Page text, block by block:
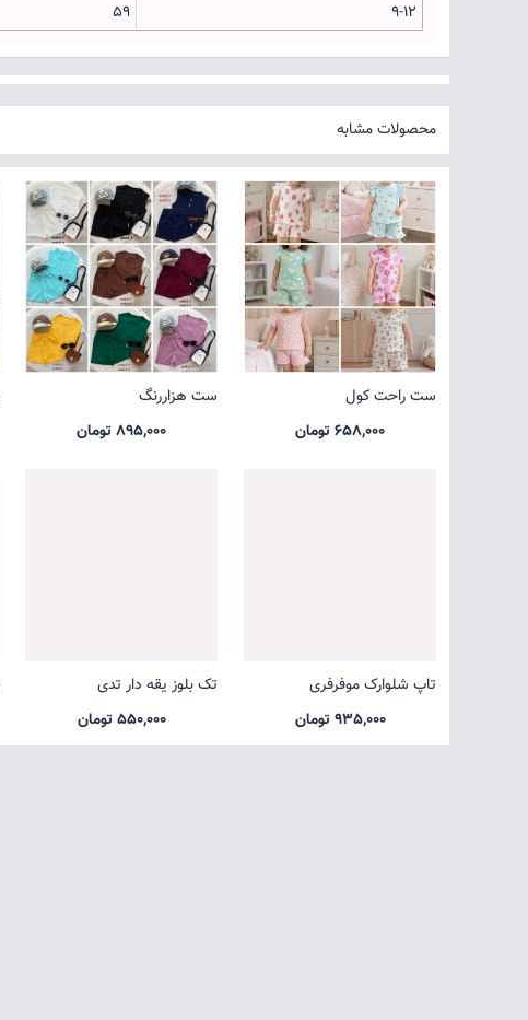
9-12
59
محصولات مشابه
ست راحت کول
658,000 تومان
ست هزاررنگ
895,000 تومان
تاپ شلوارک موفرفری
935,000 تومان
تک بلوز یقه دار تدی
550,000 تومان